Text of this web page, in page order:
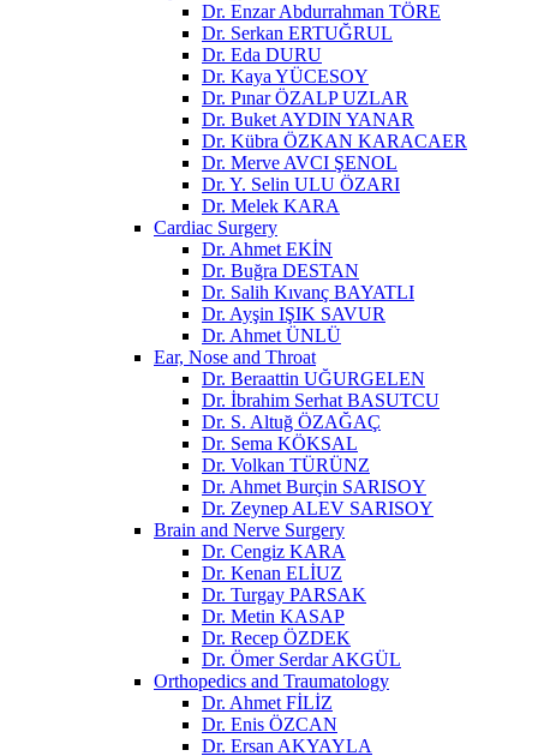
Dr. Enzar Abdurrahman TÖRE
Dr. Serkan ERTUĞRUL
Dr. Eda DURU
Dr. Kaya YÜCESOY
Dr. Pınar ÖZALP UZLAR
Dr. Buket AYDIN YANAR
Dr. Kübra ÖZKAN KARACAER
Dr. Merve AVCI ŞENOL
Dr. Y. Selin ULU ÖZARI
Dr. Melek KARA
Cardiac Surgery
Dr. Ahmet EKİN
Dr. Buğra DESTAN
Dr. Salih Kıvanç BAYATLI
Dr. Ayşin IŞIK SAVUR
Dr. Ahmet ÜNLÜ
Ear, Nose and Throat
Dr. Beraattin UĞURGELEN
Dr. İbrahim Serhat BASUTCU
Dr. S. Altuğ ÖZAĞAÇ
Dr. Sema KÖKSAL
Dr. Volkan TÜRÜNZ
Dr. Ahmet Burçin SARISOY
Dr. Zeynep ALEV SARISOY
Brain and Nerve Surgery
Dr. Cengiz KARA
Dr. Kenan ELİUZ
Dr. Turgay PARSAK
Dr. Metin KASAP
Dr. Recep ÖZDEK
Dr. Ömer Serdar AKGÜL
Orthopedics and Traumatology
Dr. Ahmet FİLİZ
Dr. Enis ÖZCAN
Dr. Ersan AKYAYLA